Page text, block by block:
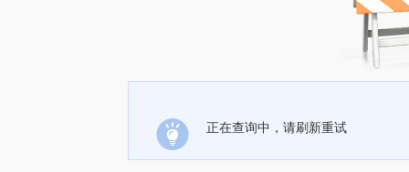
正在查询中，请刷新重试